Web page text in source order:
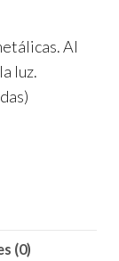
Al
luz.
(0)